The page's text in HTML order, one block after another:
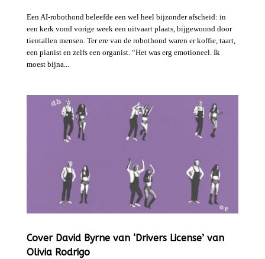
Een AI-robothond beleefde een wel heel bijzonder afscheid: in
een kerk vond vorige week een uitvaart plaats, bijgewoond door
tientallen mensen. Ter ere van de robothond waren er koffie, taart,
een pianist en zelfs een organist. “Het was erg emotioneel. Ik
moest bijna...
Cover David Byrne van ‘Drivers License’ van
Olivia Rodrigo